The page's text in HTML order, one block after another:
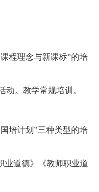
程理念与新课标”的培
动。教学常规培训。
培计划”三种类型的培
业道德》《教师职业道